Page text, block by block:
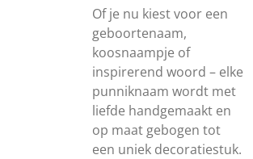
Of je nu kiest voor een
geboortenaam,
koosnaampje of
inspirerend woord – elke
punniknaam wordt met
liefde handgemaakt en
op maat gebogen tot
een uniek decoratiestuk.